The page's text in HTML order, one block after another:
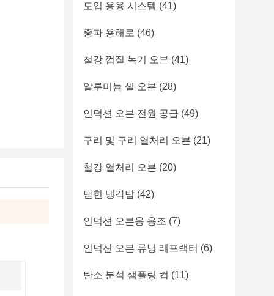
도입 용융 시스템 (41)
중파 용해로 (46)
철강 껍질 녹기 오븐 (41)
알루미늄 셸 오븐 (28)
인덕션 오븐 전원 공급 (49)
구리 및 구리 열처리 오븐 (21)
철강 열처리 오븐 (20)
닫힌 냉각탑 (42)
인덕션 오븐용 용조 (7)
인덕션 오븐 류닝 레프랙터 (6)
탄소 분석 샘플링 컵 (11)